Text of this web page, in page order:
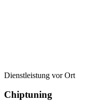
Dienstleistung vor Ort
Chiptuning